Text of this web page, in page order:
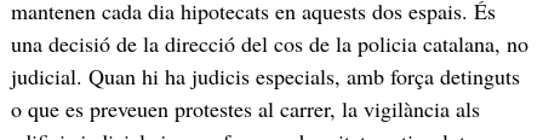
mantenen cada dia hipotecats en aquests dos espais. És
una decisió de la direcció del cos de la policia catalana, no
judicial. Quan hi ha judicis especials, amb força detinguts
o que es preveuen protestes al carrer, la vigilància als